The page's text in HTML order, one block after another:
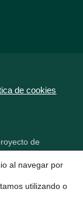
de cookies
de
al navegar por
utilizando o